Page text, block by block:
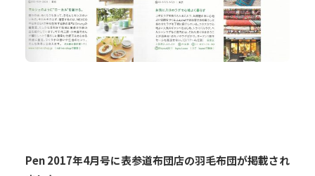
Pen 2017年4月号に表参道布団店の羽毛布団が掲載され